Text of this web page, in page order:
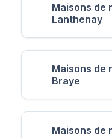
Maisons de
Lanthenay
Maisons de
Braye
Maisons de